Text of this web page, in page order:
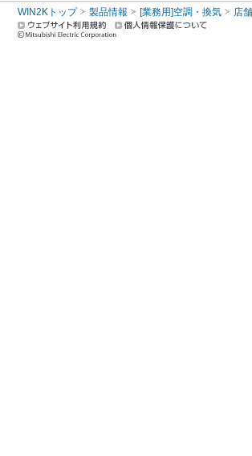
WIN2Kトップ 製品情報 [業務用]空調・換気 店